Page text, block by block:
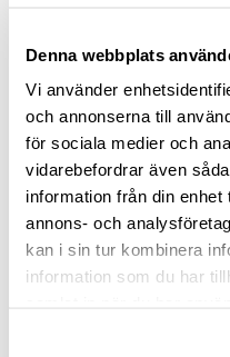
Denna webbplats
Vi använder
och annonserna till
för sociala medier och
vidarebefordrar även
information från din
annons- och
kan i sin tur kombinera
information som du har
Jönköping butik
Malmö butik
Stockholm butik
Snabba leveranser
Hämta i butik
Ledande leverantör i